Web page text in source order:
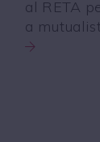
al RETA
a